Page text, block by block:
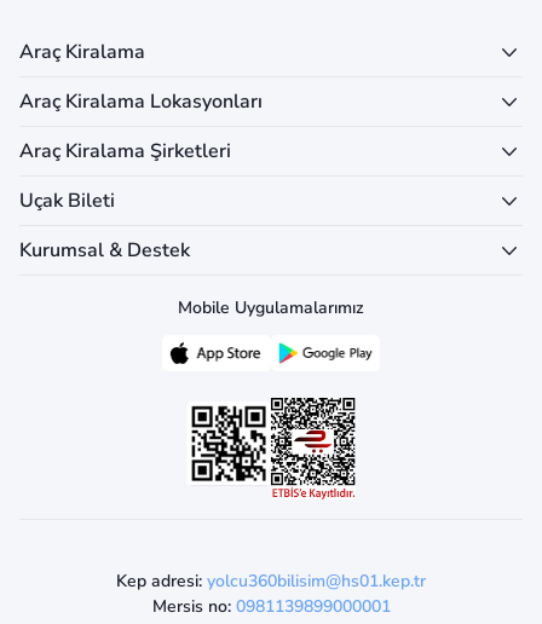
Araç Kiralama
Araç Kiralama Lokasyonları
Araç Kiralama Şirketleri
Uçak Bileti
Kurumsal & Destek
Mobile Uygulamalarımız
Kep adresi: yolcu360bilisim@hs01.kep.tr
Mersis no: 0981139899000001